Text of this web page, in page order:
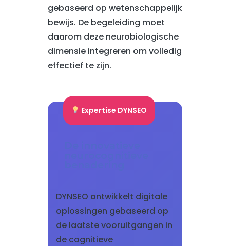
gebaseerd op wetenschappelijk
bewijs. De begeleiding moet
daarom deze neurobiologische
dimensie integreren om volledig
effectief te zijn.
Expertise DYNSEO
DYNSEO ontwikkelt digitale
oplossingen gebaseerd op
de laatste vooruitgangen in
de cognitieve